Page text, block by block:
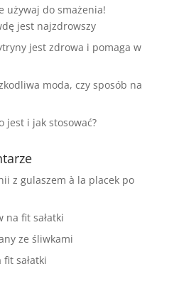
używaj do smażenia!
jest najzdrowszy
jest zdrowa i pomaga w
moda, czy sposób na
jest i jak stosować?
z gulaszem à la placek po
na fit sałatki
ze śliwkami
sałatki